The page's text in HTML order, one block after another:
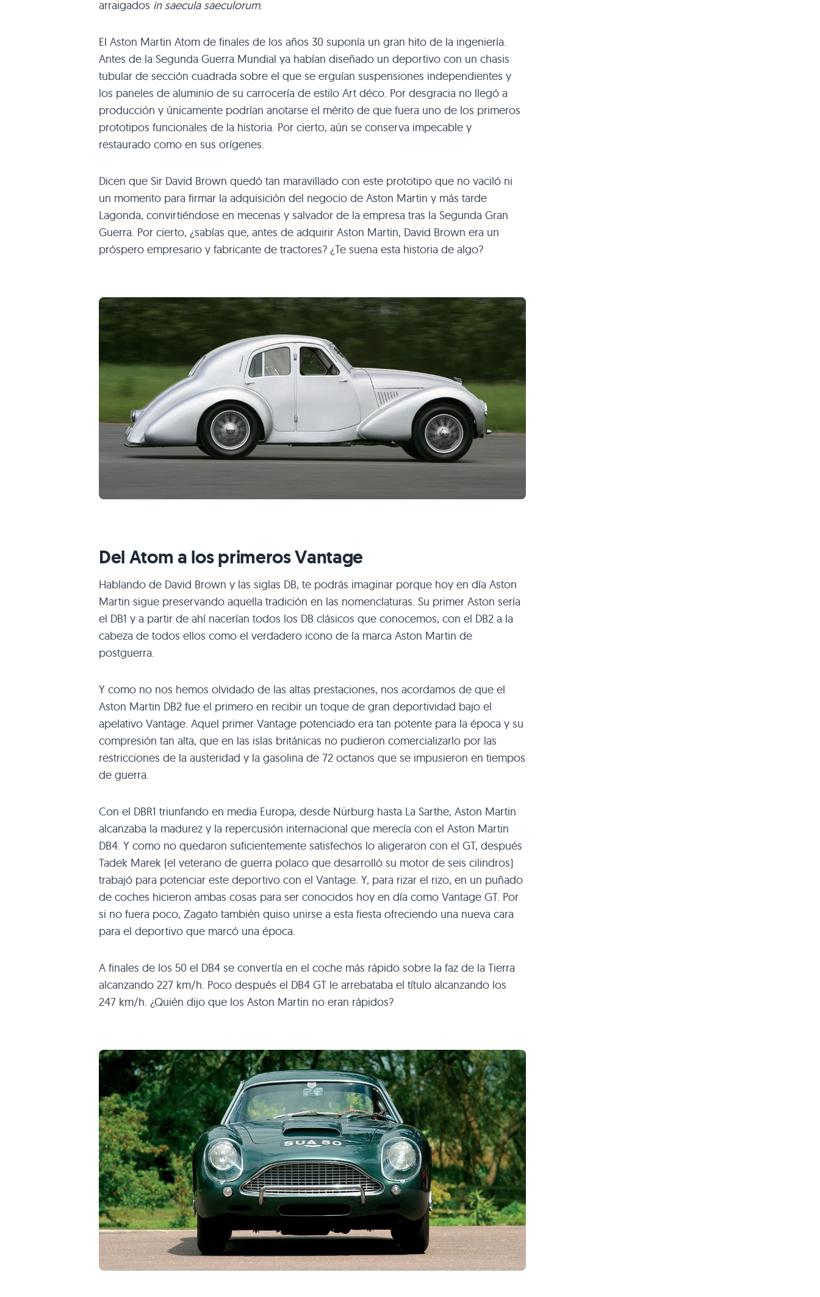
arraigados in saecula saeculorum.
El Aston Martin Atom de finales de los años 30 suponía un gran hito de la ingeniería.
Antes de la Segunda Guerra Mundial ya habían diseñado un deportivo con un chasis
tubular de sección cuadrada sobre el que se erguían suspensiones independientes y
los paneles de aluminio de su carrocería de estilo Art déco. Por desgracia no llegó a
producción y únicamente podrían anotarse el mérito de que fuera uno de los primeros
prototipos funcionales de la historia. Por cierto, aún se conserva impecable y
restaurado como en sus orígenes.
Dicen que Sir David Brown quedó tan maravillado con este prototipo que no vaciló ni
un momento para firmar la adquisición del negocio de Aston Martin y más tarde
Lagonda, convirtiéndose en mecenas y salvador de la empresa tras la Segunda Gran
Guerra. Por cierto, ¿sabías que, antes de adquirir Aston Martin, David Brown era un
próspero empresario y fabricante de tractores? ¿Te suena esta historia de algo?
Del Atom a los primeros Vantage
Hablando de David Brown y las siglas DB, te podrás imaginar porque hoy en día Aston
Martin sigue preservando aquella tradición en las nomenclaturas. Su primer Aston sería
el DB1 y a partir de ahí nacerían todos los DB clásicos que conocemos, con el DB2 a la
cabeza de todos ellos como el verdadero icono de la marca Aston Martin de
postguerra.
Y como no nos hemos olvidado de las altas prestaciones, nos acordamos de que el
Aston Martin DB2 fue el primero en recibir un toque de gran deportividad bajo el
apelativo Vantage. Aquel primer Vantage potenciado era tan potente para la época y su
compresión tan alta, que en las islas británicas no pudieron comercializarlo por las
restricciones de la austeridad y la gasolina de 72 octanos que se impusieron en tiempos
de guerra.
Con el DBR1 triunfando en media Europa, desde Nürburg hasta La Sarthe, Aston Martin
alcanzaba la madurez y la repercusión internacional que merecía con el Aston Martin
DB4. Y como no quedaron suficientemente satisfechos lo aligeraron con el GT, después
Tadek Marek (el veterano de guerra polaco que desarrolló su motor de seis cilindros)
trabajó para potenciar este deportivo con el Vantage. Y, para rizar el rizo, en un puñado
de coches hicieron ambas cosas para ser conocidos hoy en día como Vantage GT. Por
si no fuera poco, Zagato también quiso unirse a esta fiesta ofreciendo una nueva cara
para el deportivo que marcó una época.
A finales de los 50 el DB4 se convertía en el coche más rápido sobre la faz de la Tierra
alcanzando 227 km/h. Poco después el DB4 GT le arrebataba el título alcanzando los
247 km/h. ¿Quién dijo que los Aston Martin no eran rápidos?